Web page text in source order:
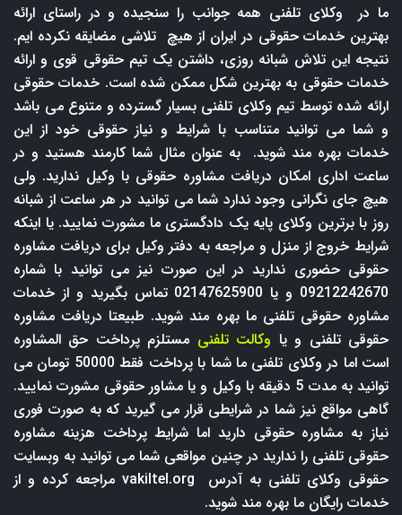
ما در وکلای تلفنی همه جوانب را سنجیده و در راستای ارائه
بهترین خدمات حقوقی در ایران از هیچ تلاشی مضایقه نکرده ایم.
نتیجه این تلاش شبانه روزی، داشتن یک تیم حقوقی قوی و ارائه
خدمات حقوقی به بهترین شکل ممکن شده است. خدمات حقوقی
ارائه شده توسط تیم وکلای تلفنی بسیار گسترده و متنوع می باشد
و شما می توانید متناسب با شرایط و نیاز حقوقی خود از این
خدمات بهره مند شوید. به عنوان مثال شما کارمند هستید و در
ساعت اداری امکان دریافت مشاوره حقوقی با وکیل ندارید. ولی
هیچ جای نگرانی وجود ندارد شما می توانید در هر ساعت از شبانه
روز با برترین وکلای پایه یک دادگستری ما مشورت نمایید. یا اینکه
شرایط خروج از منزل و مراجعه به دفتر وکیل برای دریافت مشاوره
حقوقی حضوری ندارید در این صورت نیز می توانید با شماره
09212242670 و یا 02147625900 تماس بگیرید و از خدمات
مشاوره حقوقی تلفنی ما بهره مند شوید. طبیعتا دریافت مشاوره
حقوقی تلفنی و یا وکالت تلفنی مستلزم پرداخت حق المشاوره
است اما در وکلای تلفنی ما شما با پرداخت فقط 50000 تومان می
توانید به مدت 5 دقیقه با وکیل و یا مشاور حقوقی مشورت نمایید.
گاهی مواقع نیز شما در شرایطی قرار می گیرید که به صورت فوری
نیاز به مشاوره حقوقی دارید اما شرایط پرداخت هزینه مشاوره
حقوقی تلفنی را ندارید در چنین مواقعی شما می توانید به وبسایت
حقوقی وکلای تلفنی به آدرس
vakiltel.org مراجعه کرده و از
خدمات رایگان ما بهره مند شوید.